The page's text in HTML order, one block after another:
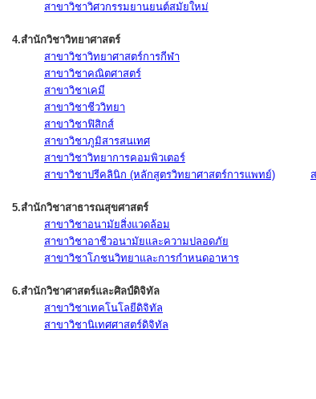
สาขาวิชาวิศวกรรมยานยนต์สมัยใหม่
4.สำนักวิชาวิทยาศาสตร์
สาขาวิชาวิทยาศาสตร์การกีฬา
สาขาวิชาคณิตศาสตร์
สาขาวิชาเคมี
สาขาวิชาชีววิทยา
สาขาวิชาฟิสิกส์
สาขาวิชาภูมิสารสนเทศ
สาขาวิชาวิทยาการคอมพิวเตอร์
สาขาวิชาปรีคลินิก (หลักสูตรวิทยาศาสตร์การแพทย์)
5.สำนักวิชาสาธารณสุขศาสตร์
สาขาวิชาอนามัยสิ่งแวดล้อม
สาขาวิชาอาชีวอนามัยและความปลอดภัย
สาขาวิชาโภชนวิทยาและการกำหนดอาหาร
6.สำนักวิชาศาสตร์และศิลป์ดิจิทัล
สาขาวิชาเทคโนโลยีดิจิทัล
สาขาวิชานิเทศศาสตร์ดิจิทัล